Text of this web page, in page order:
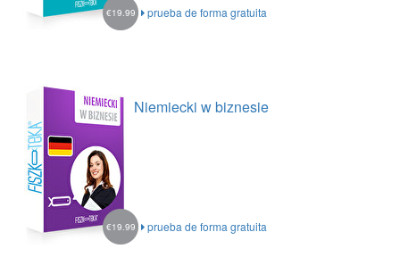
prueba de forma gratuita
€19.99
Niemiecki w biznesie
prueba de forma gratuita
€19.99